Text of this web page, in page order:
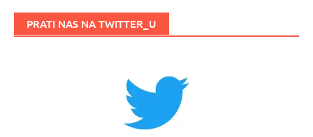
PRATI NAS NA TWITTER_U